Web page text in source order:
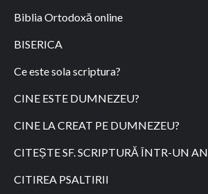
Biblia Ortodoxă online
BISERICA
Ce este sola scriptura?
CINE ESTE DUMNEZEU?
CINE LA CREAT PE DUMNEZEU?
CITEȘTE SF. SCRIPTURĂ ÎNTR-UN AN
CITIREA PSALTIRII